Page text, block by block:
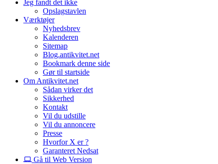
Jeg fandt det ikke
Opslagstavlen
Værktøjer
Nyhedsbrev
Kalenderen
Sitemap
Blog.antikvitet.net
Bookmark denne side
Gør til startside
Om Antikvitet.net
Sådan virker det
Sikkerhed
Kontakt
Vil du udstille
Vil du annoncere
Presse
Hvorfor X er ?
Garanteret Nedsat
Gå til Web Version